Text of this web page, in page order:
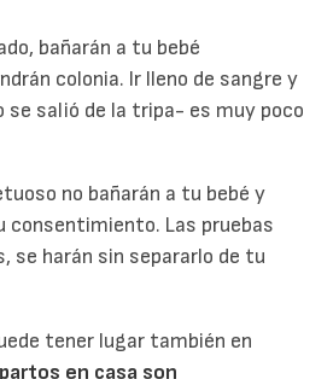
bañarán a tu bebé
colonia. Ir lleno de sangre y
salió de la tripa- es muy poco
no bañarán a tu bebé y
consentimiento. Las pruebas
se harán sin separarlo de tu
tener lugar también en
en casa son